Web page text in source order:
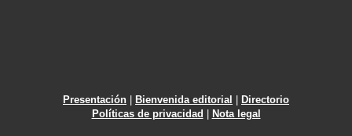
Presentación Bienvenida editorial
Directorio
Políticas de privacidad
Nota legal